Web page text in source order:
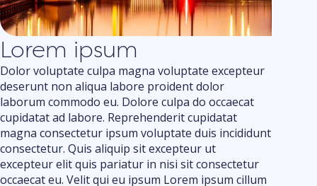
Lorem ipsum
Dolor voluptate culpa magna voluptate excepteur
deserunt non aliqua labore proident dolor
laborum commodo eu. Dolore culpa do occaecat
cupidatat ad labore. Reprehenderit cupidatat
magna consectetur ipsum voluptate duis incididunt
consectetur. Quis aliquip sit excepteur ut
excepteur elit quis pariatur in nisi sit consectetur
occaecat eu. Velit qui eu ipsum Lorem ipsum cillum